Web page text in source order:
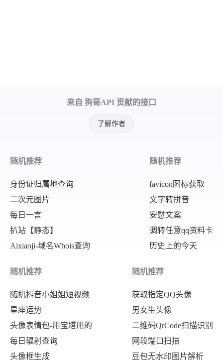
来自 狗哥API 贡献的接口
了解作者
随机推荐
身份证归属地查询
二次元图片
每日一言
扒站【静态】
Aixiaoji-域名Whois查询
随机推荐
favicon图标获取
文字转拼音
安慰文案
调转任意qq资料卡
历史上的今天
随机推荐
随机抖音小姐姐短视频
星座运势
头像表情包-用宝塔用的
每日辐射查询
头像框生成
随机推荐
获取指定QQ头像
男女生头像
二维码QrCode扫描识别
网段端口扫描
豆包无水印图片解析